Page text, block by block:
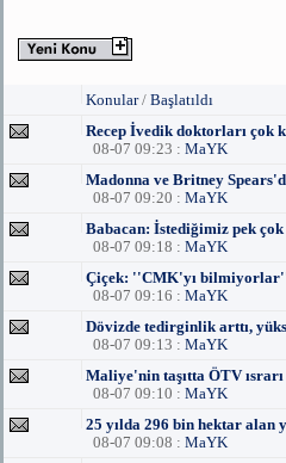
Konular/ Başlatıldı
Recep İvedik doktorları çok
08-07 09:23 : MaYK
Madonna ve Britney
08-07 09:20 : MaYK
Babacan: İstediğimiz pek
08-07 09:18 : MaYK
Çiçek: ''CMK'yı
08-07 09:16 : MaYK
Dövizde tedirginlik arttı,
08-07 09:13 : MaYK
Maliye'nin taşıtta ÖTV ısrarı
08-07 09:10 : MaYK
25 yılda 296 bin hektar alan
08-07 09:08 : MaYK